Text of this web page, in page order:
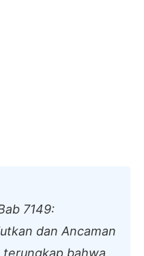
7149:
dan Ancaman
terungkap bahwa